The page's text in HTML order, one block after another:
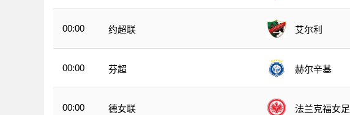
00:00 约超联 艾尔利
00:00 芬超 赫尔辛基
00:00 德女联 法兰克福女足